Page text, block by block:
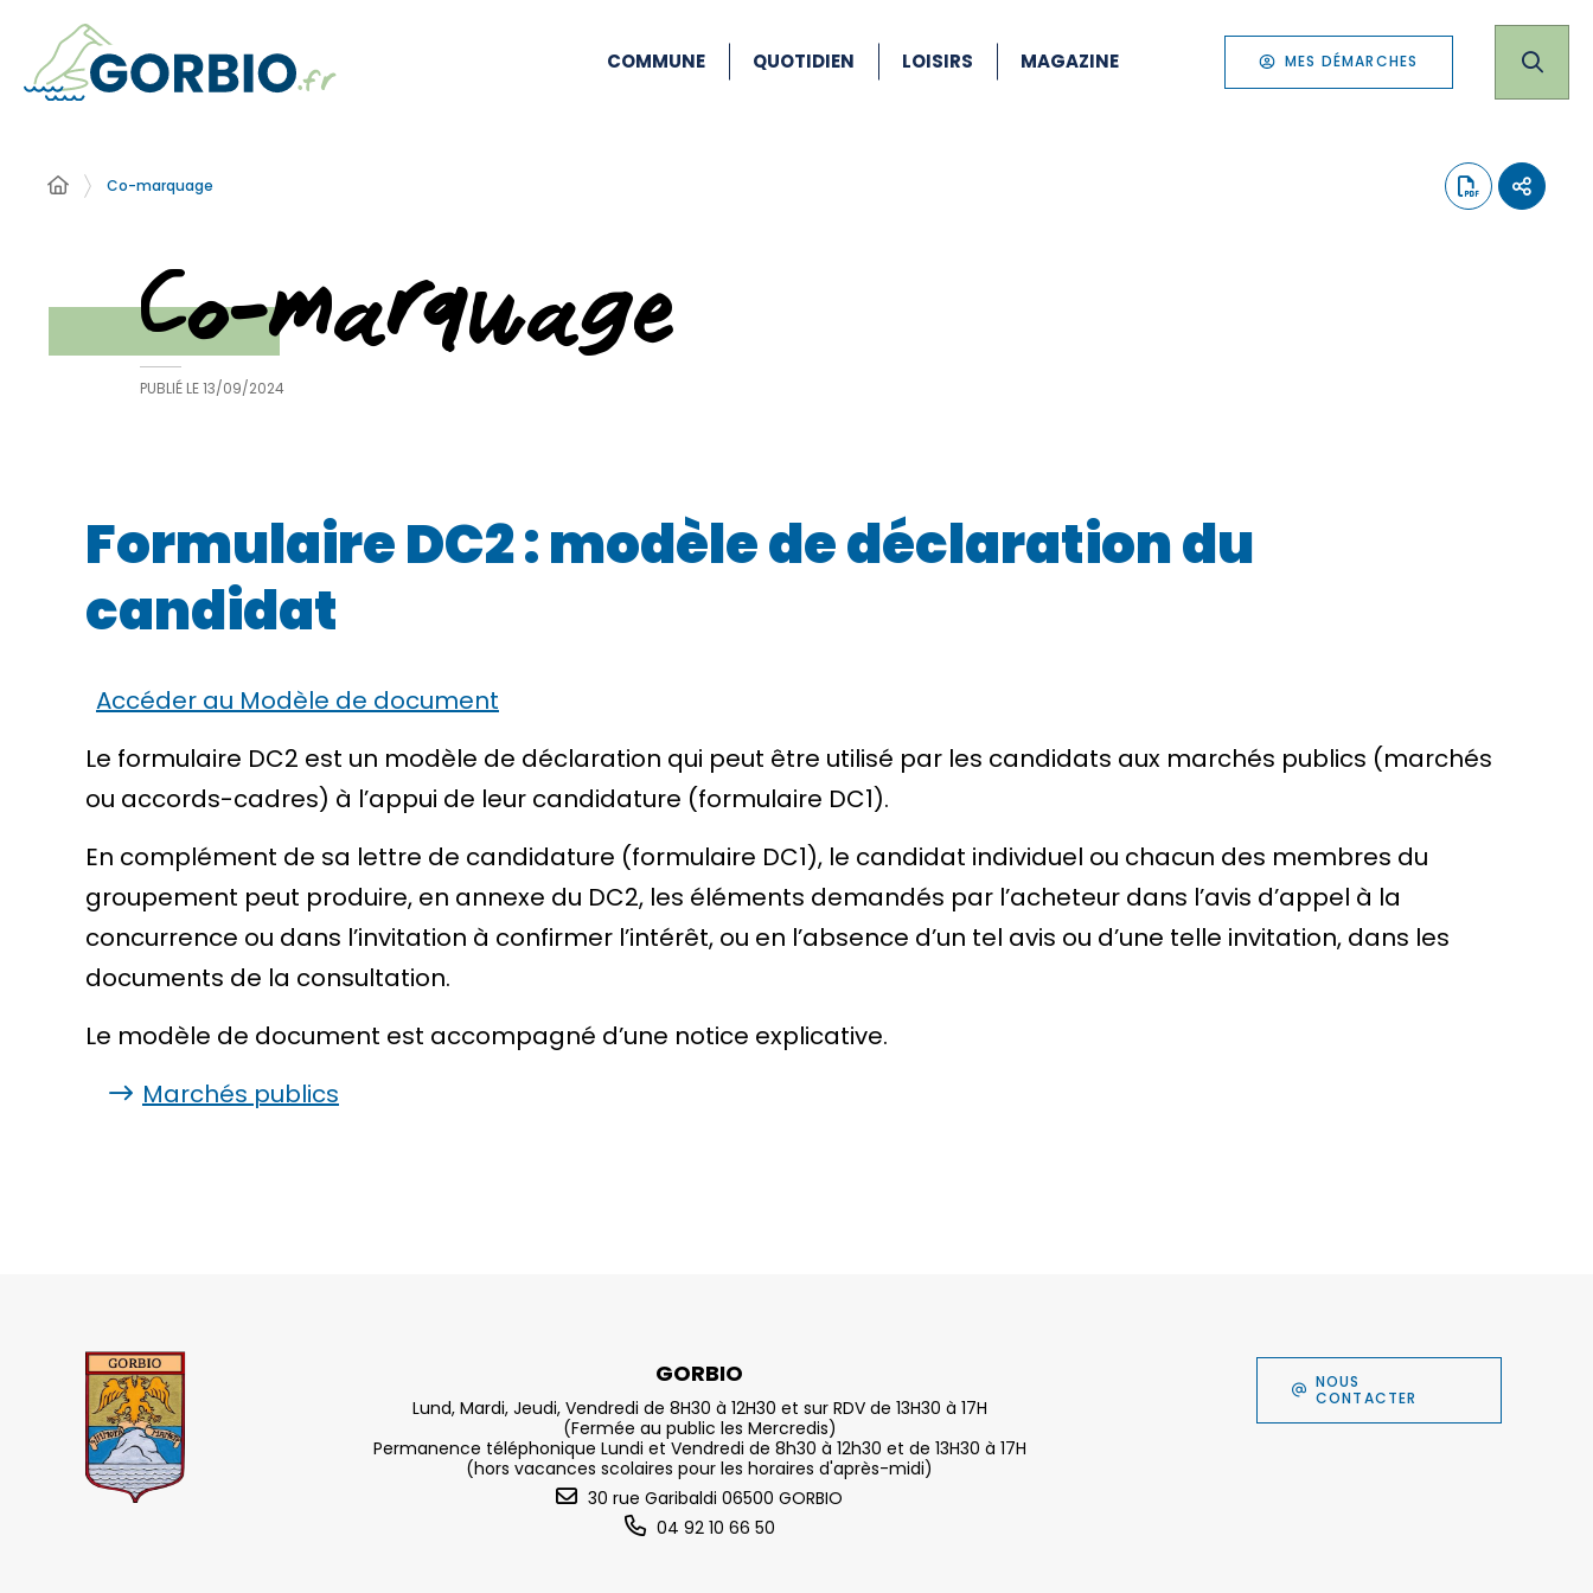
COMMUNE QUOTIDIEN LOISIRS MAGAZINE MES DÉMARCHES
Co-marquage
Co-marquage
PUBLIÉ LE13/09/2024
Formulaire DC2 : modèle de déclaration du
candidat
Accéder au Modèle de document
Le formulaire DC2 est un modèle de déclaration qui peut être utilisé par les candidats aux marchés publics (marchés
ou accords-cadres) à l’appui de leur candidature (formulaire DC1).
En complément de sa lettre de candidature (formulaire DC1), le candidat individuel ou chacun des membres du
groupement peut produire, en annexe du DC2, les éléments demandés par l’acheteur dans l’avis d’appel à la
concurrence ou dans l’invitation à confirmer l’intérêt, ou en l’absence d’un tel avis ou d’une telle invitation, dans les
documents de la consultation.
Le modèle de document est accompagné d’une notice explicative.
Marchés publics
GORBIO
Lund, Mardi, Jeudi, Vendredi de 8H30 à 12H30 et sur RDV de 13H30 à 17H
(Fermée au public les Mercredis)
Permanence téléphonique Lundi et Vendredi de 8h30 à 12h30 et de 13H30 à 17H
(hors vacances scolaires pour les horaires d'après-midi)
30 rue Garibaldi 06500 GORBIO
04 92 10 66 50
NOUS
CONTACTER